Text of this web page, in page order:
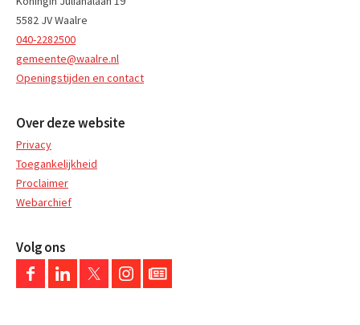
5582 JV Waalre
040-2282500
gemeente@waalre.nl
Openingstijden en contact
Over deze website
Privacy
Toegankelijkheid
Proclaimer
Webarchief
Volg ons